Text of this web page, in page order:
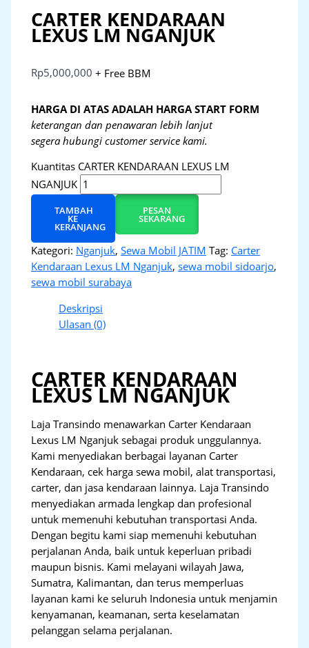
CARTER KENDARAAN
LEXUS LM NGANJUK
Rp5,000,000 + Free BBM
HARGA DI ATAS ADALAH HARGA START FORM
keterangan dan penawaran lebih lanjut
segera hubungi customer service kami.
Kuantitas CARTER KENDARAAN LEXUS LM
NGANJUK
TAMBAH
KE
KERANJANG
PESAN
SEKARANG
Kategori: Nganjuk,Sewa Mobil JATIM Tag: Carter
Kendaraan Lexus LM Nganjuk,sewa mobil sidoarjo,
sewa mobil surabaya
Deskripsi
Ulasan (0)
CARTER KENDARAAN
LEXUS LM NGANJUK
Laja Transindo menawarkan Carter Kendaraan
Lexus LM Nganjuk sebagai produk unggulannya.
Kami menyediakan berbagai layanan Carter
Kendaraan, cek harga sewa mobil, alat transportasi,
carter, dan jasa kendaraan lainnya. Laja Transindo
menyediakan armada lengkap dan profesional
untuk memenuhi kebutuhan transportasi Anda.
Dengan begitu kami siap memenuhi kebutuhan
perjalanan Anda, baik untuk keperluan pribadi
maupun bisnis. Kami melayani wilayah Jawa,
Sumatra, Kalimantan, dan terus memperluas
layanan kami ke seluruh Indonesia untuk menjamin
kenyamanan, keamanan, serta keselamatan
pelanggan selama perjalanan.